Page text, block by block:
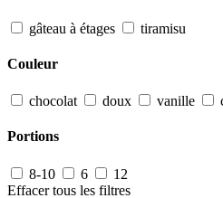
gâteau à étages tiramisu
Couleur
chocolat doux vanille
Portions
8-10 6
12
Effacer tous les filtres